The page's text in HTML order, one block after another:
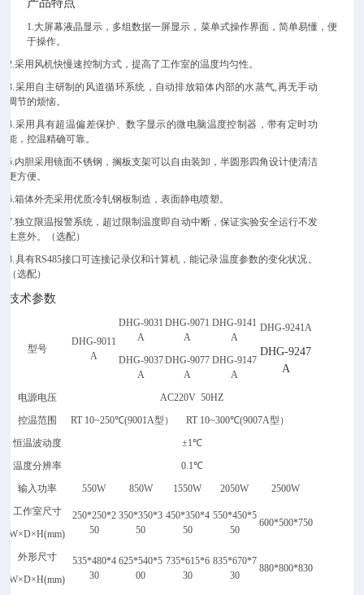
1.大屏幕液晶显示，多组数据一屏显示，菜单式操作界面，简单易懂，便
于操作。
2.采用风机快慢速控制方式，提高了工作室的温度均匀性。
3.采用自主研制的风道循环系统，自动排放箱体内部的水蒸气,再无手动
调节的烦恼。
4.采用具有超温偏差保护、数字显示的微电脑温度控制器，带有定时功
能，控温精确可靠。
5.内胆采用镜面不锈钢，搁板支架可以自由装卸，半圆形四角设计使清洁
更方便。
6.箱体外壳采用优质冷轧钢板制造，表面静电喷塑。
7.独立限温报警系统，超过限制温度即自动中断，保证实验安全运行不发
生意外。（选配）
8.具有RS485接口可连接记录仪和计算机，能记录温度参数的变化状况。
（选配）
技术参数
型号
DHG-9011
A
DHG-9031
A
DHG-9037
A
DHG-9071
A
DHG-9077
A
DHG-9141
A
DHG-9147
A
DHG-9241A
DHG-9247
A
电源电压
AC220V 50HZ
控温范围
RT 10~250℃(9001A型） RT 10~300℃(9007A型）
恒温波动度
±1℃
温度分辨率
0.1℃
输入功率
550W 850W 1550W 2050W
2500W
工作室尺寸
W×D×H(mm)
250*250*2
50
350*350*3
50
450*350*4
50
550*450*5
50
600*500*750
外形尺寸
W×D×H(mm)
535*480*4
30
625*540*5
00
735*615*6
30
835*670*7
30
880*800*830